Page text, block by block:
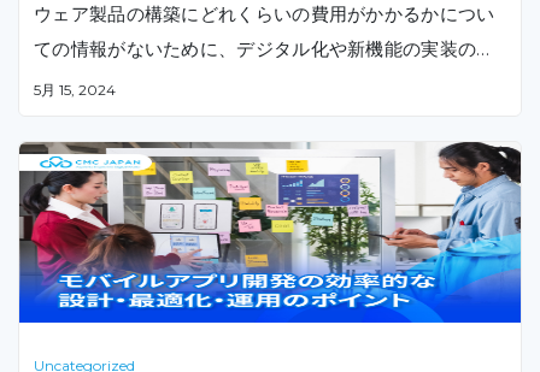
ウェア製品の構築にどれくらいの費用がかかるかについ
ての情報がないために、デジタル化や新機能の実装の開
始を遅らせたことはありますか。 何処を探せば業界標準
ソフトウェアの開発にかかる費用を見積もることができ
ます。
5月 15, 2024
Uncategorized